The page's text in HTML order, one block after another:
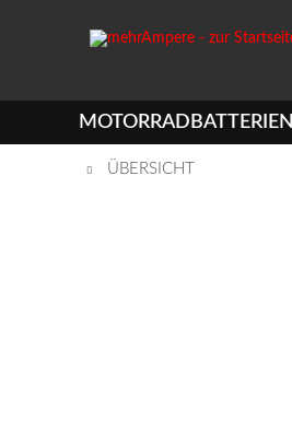
MOTORRADBATTERIEN
ÜBERSICHT